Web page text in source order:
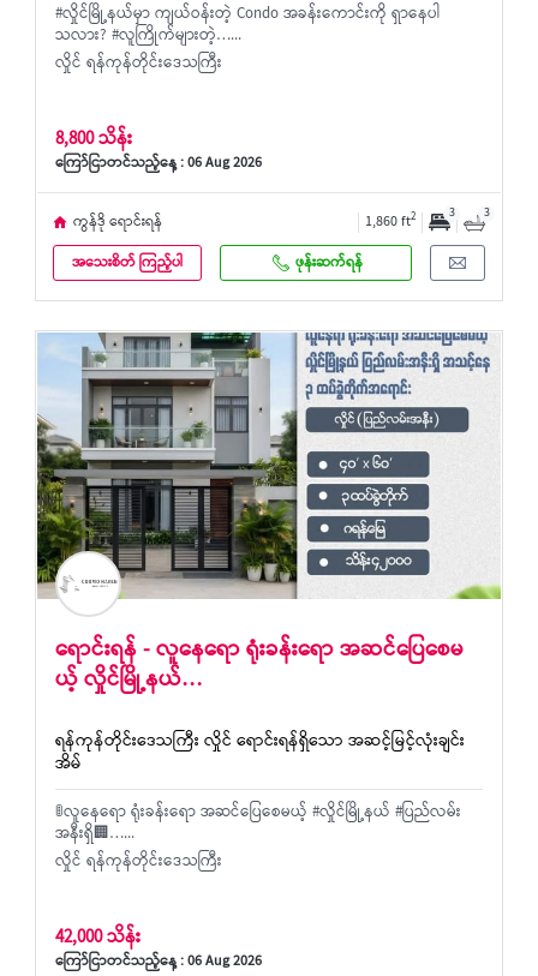
#လှိုင်မြို့နယ်မှာ ကျယ်ဝန်းတဲ့ Condo အခန်းကောင်းကို ရှာနေပါ
သလား? #လူကြိုက်များတဲ့…...
လှိုင် ရန်ကုန်တိုင်းဒေသကြီး
8,800 သိန်း
ကြော်ငြာတင်သည့်နေ့ : 06 Aug 2026
ကွန်ဒို ရောင်းရန် 1,860 ft2 3 3
အသေးစိတ် ကြည့်ပါ ဖုန်းဆက်ရန်
ရောင်းရန် - လူ​နေ​ရော ရုံးခန်း​ရော အဆင်​ပြေ​စေမ
ယ့် လှိုင်မြို့နယ်…
ရန်ကုန်တိုင်းဒေသကြီး လှိုင် ရောင်းရန်ရှိသော အဆင့်မြင့်လုံးချင်း
အိမ်
🚦လူ​နေ​ရော ရုံးခန်း​ရော အဆင်​ပြေ​စေမယ့် #လှိုင်မြို့နယ် #ပြည်လမ်း
အနီးရှိ🏢…...
လှိုင် ရန်ကုန်တိုင်းဒေသကြီး
42,000 သိန်း
ကြော်ငြာတင်သည့်နေ့ : 06 Aug 2026